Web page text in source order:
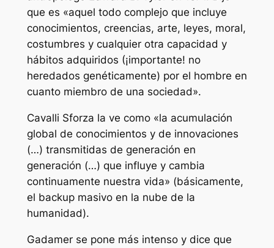
que es «aquel todo complejo que incluye
conocimientos, creencias, arte, leyes, moral,
costumbres y cualquier otra capacidad y
hábitos adquiridos (¡importante! no
heredados genéticamente) por el hombre en
cuanto miembro de una sociedad».
Cavalli Sforza la ve como «la acumulación
global de conocimientos y de innovaciones
(…) transmitidas de generación en
generación (…) que influye y cambia
continuamente nuestra vida» (básicamente,
el backupmasivo en la nube de la
humanidad).
Gadamer se pone más intenso y dice que